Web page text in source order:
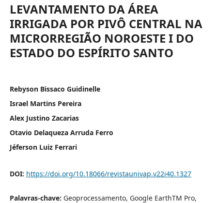
LEVANTAMENTO DA ÁREA
IRRIGADA POR PIVÔ CENTRAL NA
MICRORREGIÃO NOROESTE I DO
ESTADO DO ESPÍRITO SANTO
Rebyson Bissaco Guidinelle
Israel Martins Pereira
Alex Justino Zacarias
Otavio Delaqueza Arruda Ferro
Jéferson Luiz Ferrari
DOI: https://doi.org/10.18066/revistaunivap.v22i40.1327
Palavras-chave: Geoprocessamento, Google EarthTM Pro,